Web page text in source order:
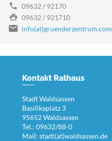
09632 / 92170
09632 / 921710
info(at)gruenderzentrum.com
Kontakt Rathaus
Stadt Waldsassen
Basilikaplatz 3
95652 Waldsassen
Tel.: 09632/88-0
Mail: stadt(at)waldsassen.de